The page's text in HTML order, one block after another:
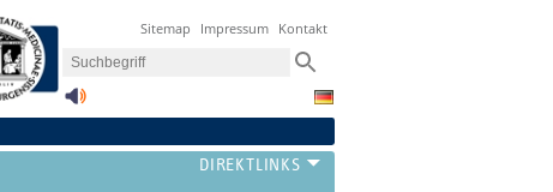
Sitemap Impressum Kontakt